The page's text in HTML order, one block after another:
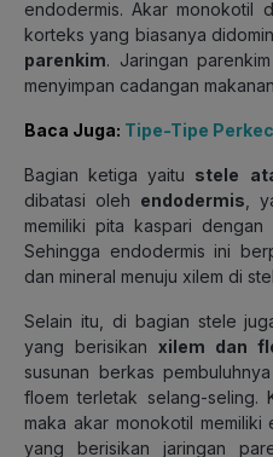
endodermis. Akar monokotil
korteks yang biasanya
parenkim. Jaringan
menyimpan cadangan
Baca Juga: Tipe-Tipe
Bagian ketiga yaitu stele
dibatasi oleh endodermis ,
memiliki pita kaspari
Sehingga endodermis ini
dan mineral menuju xilem di
Selain itu, di bagian stele
yang berisikan xilem dan
susunan berkas
floem terletak selang-seling.
maka akar monokotil
yang berisikan jaringan